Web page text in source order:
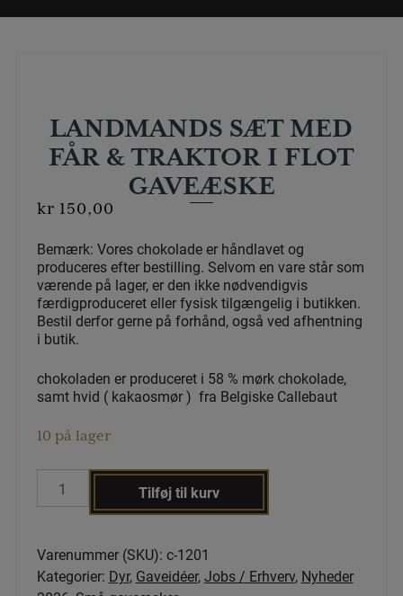
LANDMANDS SÆT MED
FÅR & TRAKTOR I FLOT
GAVEÆSKE
kr 150,00
Bemærk: Vores chokolade er håndlavet og
produceres efter bestilling. Selvom en vare står som
værende på lager, er den ikke nødvendigvis
færdigproduceret eller fysisk tilgængelig i butikken.
Bestil derfor gerne på forhånd, også ved afhentning
i butik.
chokoladen er produceret i 58 % mørk chokolade,
samt hvid ( kakaosmør ) fra Belgiske Callebaut
10 på lager
Landmands
&
traktor
Tilføj til kurv
Varenummer (SKU): c-1201
Kategorier: Dyr, Gaveidéer,Jobs / Erhverv, Nyheder